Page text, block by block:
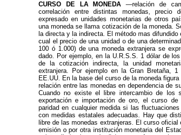
CURSO DE LA MONEDA —relación de
correlación entre distintas monedas,
expresado en unidades monetarias de otros
una moneda se llama cotización de la moneda.
la directa y la indirecta. El método mas
cual el precio de una unidad o de una
100 ó 1.000) de una moneda extranjera se
dado. Por ejemplo, en la U.R.S.S. 1 dólar de
de la cotización indirecta, la unidad
extranjera. Por ejemplo en la Gran Bretaña,
EE.UU. En la base del curso de la moneda
relación entre las monedas en dependencia de
Cuando no existe el libre intercambio de los
exportación e importación de oro, el curso
paridad en cualquier medida si las
con medidas estatales adecuadas. Hay que
libre de las monedas extranjeras. El curso
emisión o por otra institución monetaria del